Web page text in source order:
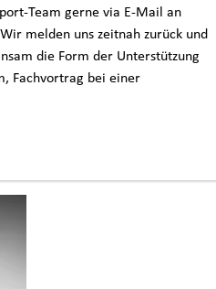
Team gerne via E-Mail an
melden uns zeitnah zurück und
die Form der Unterstützung
Fachvortrag bei einer